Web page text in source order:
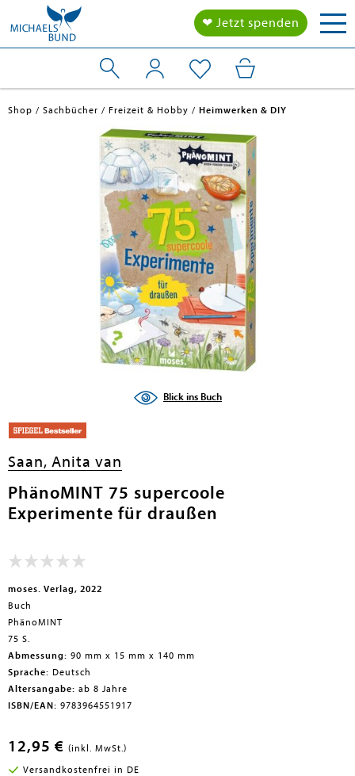
❤ Jetzt spenden
Shop Sachbücher Freizeit & Hobby Heimwerken & DIY
Blick ins Buch
Saan, Anita van
PhänoMINT 75 supercoole
Experimente für draußen
moses. Verlag, 2022
Buch
PhänoMINT
75 S.
Abmessung: 90 mm x 15 mm x 140 mm
Sprache: Deutsch
Altersangabe: ab 8 Jahre
ISBN/EAN: 9783964551917
12,95 € (inkl. MwSt.)
Versandkostenfrei in DE